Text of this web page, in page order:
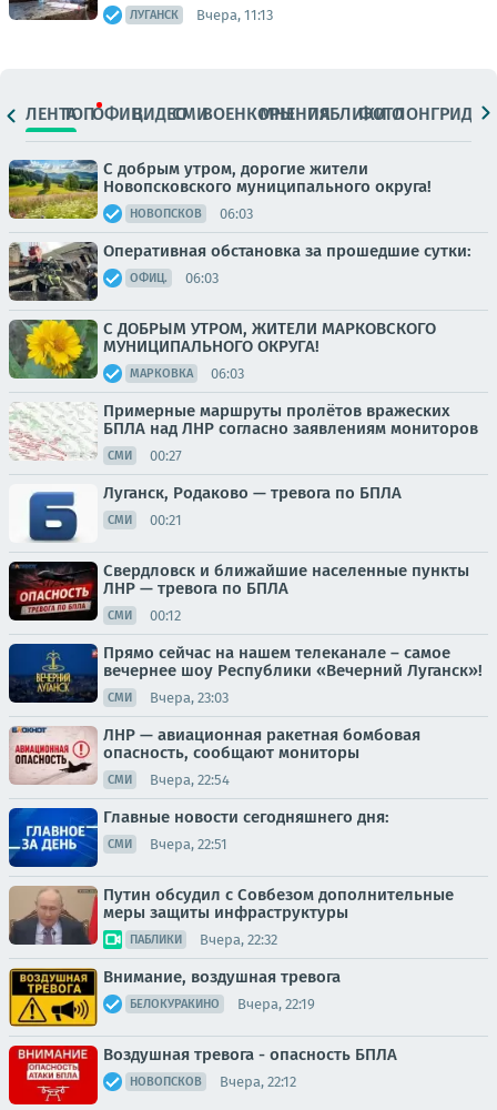
ЛУГАНСК Вчера, 11:13
ЛЕНТАТОПОФИЦ.ВИДЕОСМИВОЕНКОРЫМНЕНИЯПАБЛИКИ
ФОТОЛОНГРИДЫ
С добрым утром, дорогие жители
Новопсковского муниципального округа!
НОВОПСКОВ 06:03
Оперативная обстановка за прошедшие сутки:
ОФИЦ. 06:03
С ДОБРЫМ УТРОМ, ЖИТЕЛИ МАРКОВСКОГО
МУНИЦИПАЛЬНОГО ОКРУГА!
МАРКОВКА 06:03
Примерные маршруты пролётов вражеских
БПЛА над ЛНР согласно заявлениям мониторов
СМИ 00:27
Луганск, Родаково — тревога по БПЛА
СМИ 00:21
Свердловск и ближайшие населенные пункты
ЛНР — тревога по БПЛА
СМИ 00:12
Прямо сейчас на нашем телеканале – самое
вечернее шоу Республики «Вечерний Луганск»!
СМИ Вчера, 23:03
ЛНР — авиационная ракетная бомбовая
опасность, сообщают мониторы
СМИ Вчера, 22:54
Главные новости сегодняшнего дня:
СМИ Вчера, 22:51
Путин обсудил с Совбезом дополнительные
меры защиты инфраструктуры
ПАБЛИКИ Вчера, 22:32
Внимание, воздушная тревога
БЕЛОКУРАКИНО Вчера, 22:19
Воздушная тревога - опасность БПЛА
НОВОПСКОВ Вчера, 22:12